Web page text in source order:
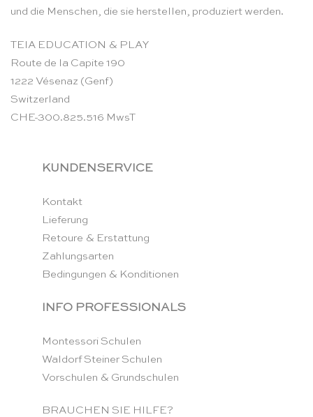
und die Menschen, die sie herstellen, produziert werden.
TEIA EDUCATION & PLAY
Route de la Capite 190
1222 Vésenaz (Genf)
Switzerland
CHE-300.825.516 MwsT
KUNDENSERVICE
Kontakt
Lieferung
Retoure & Erstattung
Zahlungsarten
Bedingungen & Konditionen
INFO PROFESSIONALS
Montessori Schulen
Waldorf Steiner Schulen
Vorschulen & Grundschulen
BRAUCHEN SIE HILFE?